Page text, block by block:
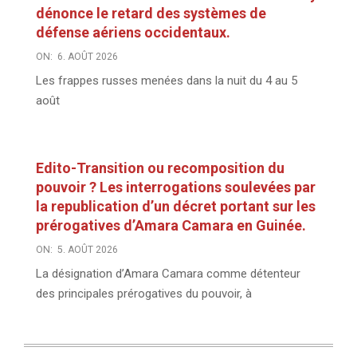
dénonce le retard des systèmes de
défense aériens occidentaux.
ON: 6. AOÛT 2026
Les frappes russes menées dans la nuit du 4 au 5
août
Edito-Transition ou recomposition du
pouvoir ? Les interrogations soulevées par
la republication d’un décret portant sur les
prérogatives d’Amara Camara en Guinée.
ON: 5. AOÛT 2026
La désignation d’Amara Camara comme détenteur
des principales prérogatives du pouvoir, à